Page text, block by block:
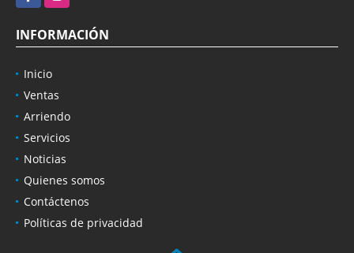
INFORMACIÓN
Inicio
Ventas
Arriendo
Servicios
Noticias
Quienes somos
Contáctenos
Políticas de privacidad